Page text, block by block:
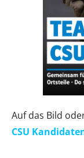
Auf das Bild
CSU